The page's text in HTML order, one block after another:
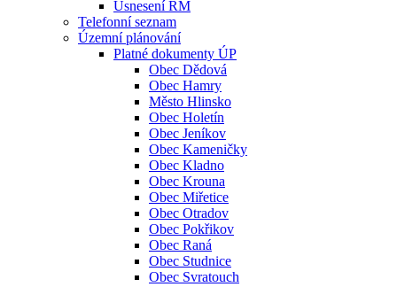
Usnesení RM
Telefonní seznam
Územní plánování
Platné dokumenty ÚP
Obec Dědová
Obec Hamry
Město Hlinsko
Obec Holetín
Obec Jeníkov
Obec Kameničky
Obec Kladno
Obec Krouna
Obec Miřetice
Obec Otradov
Obec Pokřikov
Obec Raná
Obec Studnice
Obec Svratouch